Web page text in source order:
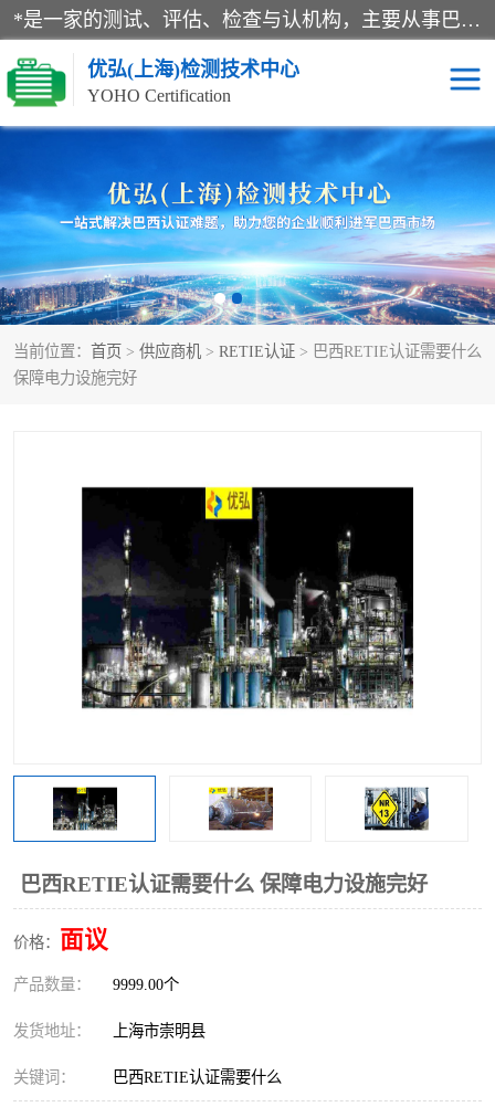
*是一家的测试、评估、检查与认机构，主要从事巴西NR10认证、NR12认证、NR13认证；ANATEL认证、INMTRO认证，欧盟CE认证：MD认证，PED认证，MID认证，ATEX认证，德国蓝色天使认证。
优弘(上海)检测技术中心
YOHO Certification
当前位置： 首页 > 供应商机 > RETIE认证 > 巴西RETIE认证需要什么
保障电力设施完好
巴西RETIE认证需要什么 保障电力设施完好
价格： 面议
产品数量： 9999.00个
发货地址： 上海市崇明县
关键词： 巴西RETIE认证需要什么
RECYCLASS认证 NR10认证
NR12认证 NR13认证
ART认证 巴西NR认证
巴西认证 RETIE认证